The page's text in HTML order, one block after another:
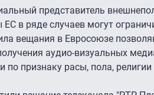
представитель
в ряде случаев могут
вещания в Евросоюзе
аудио-визуальных
по признаку расы, пола,